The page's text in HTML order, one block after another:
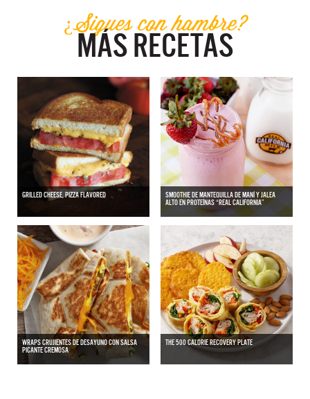
¿Sigues con hambre?
MÁS RECETAS
GRILLED CHEESE, PIZZA FLAVORED
SMOOTHIE DE MANTEQUILLA DE MANÍ Y JALEA
ALTO EN PROTEÍNAS “REAL CALIFORNIA”
WRAPS CRUJIENTES DE DESAYUNO CON SALSA
PICANTE CREMOSA
THE 500 CALORIE RECOVERY PLATE